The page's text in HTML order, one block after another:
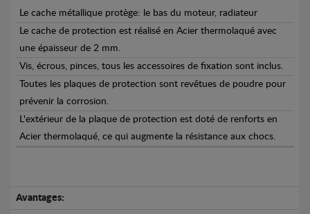
Le cache métallique protège: le bas du moteur, radiateur
Le cache de protection est réalisé en Acier thermolaqué avec
une épaisseur de 2 mm.
Vis, écrous, pinces, tous les accessoires de fixation sont inclus.
Toutes les plaques de protection sont revêtues de poudre pour
prévenir la corrosion.
L'extérieur de la plaque de protection est doté de renforts en
Acier thermolaqué, ce qui augmente la résistance aux chocs.
Avantages: